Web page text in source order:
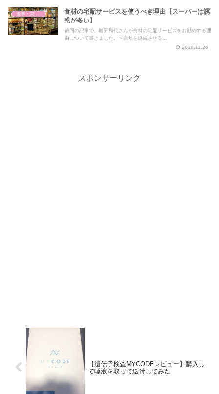
食事・栄養・サプリ
食材の宅配サービスを使うべき理由【スーパーは誘
惑が多い】
前回の記事で、勝間和代さんが食材の宅配サービスをお勧めする理
由について書きました。＞自炊を継続させる...
2019.11.26
スポンサーリンク
【遺伝子検査MYCODEレビュー】購入し
て唾液を取って送付してみた